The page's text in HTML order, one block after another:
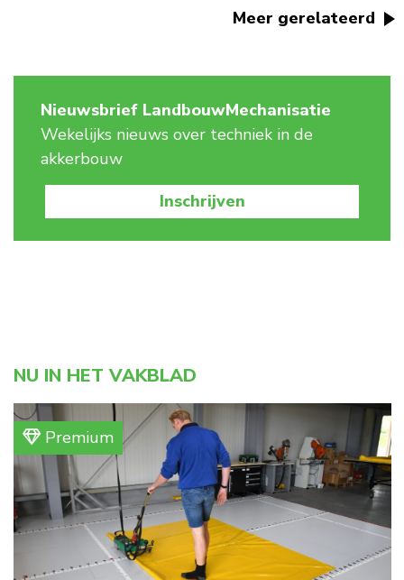
Meer gerelateerd
Nieuwsbrief LandbouwMechanisatie
Wekelijks nieuws over techniek in de
akkerbouw
Inschrijven
NU IN HET VAKBLAD
Premium